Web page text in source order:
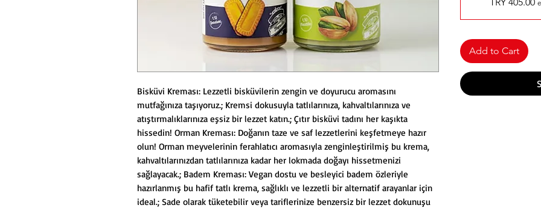
Bisküvi Kreması: Lezzetli bisküvilerin zengin ve doyurucu aromasını
mutfağınıza taşıyoruz.; Kremsi dokusuyla tatlılarınıza, kahvaltılarınıza ve
atıştırmalıklarınıza eşsiz bir lezzet katın.; Çıtır bisküvi tadını her kaşıkta
hissedin! Orman Kreması: Doğanın taze ve saf lezzetlerini keşfetmeye hazır
olun! Orman meyvelerinin ferahlatıcı aromasıyla zenginleştirilmiş bu krema,
kahvaltılarınızdan tatlılarınıza kadar her lokmada doğayı hissetmenizi
sağlayacak.; Badem Kreması: Vegan dostu ve besleyici badem özleriyle
hazırlanmış bu hafif tatlı krema, sağlıklı ve lezzetli bir alternatif arayanlar için
ideal.; Sade olarak tüketebilir veya tariflerinize benzersiz bir lezzet dokunuşu
Add to Cart